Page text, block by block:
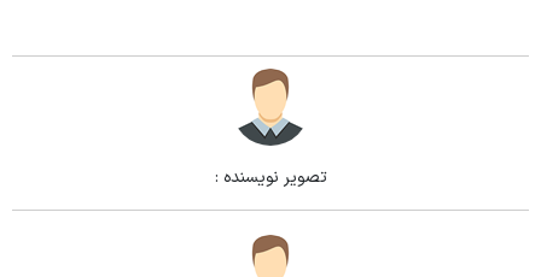
تصویر نویسنده :